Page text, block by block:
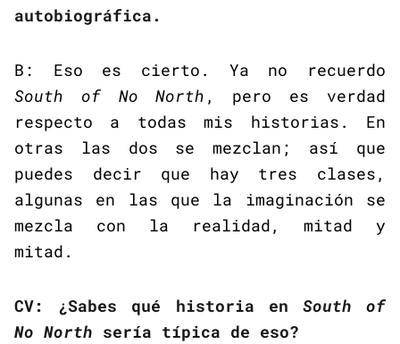
autobiográfica.
B: Eso es cierto. Ya no recuerdo
South of No North , pero es verdad
respecto a todas mis historias. En
otras las dos se mezclan; así que
puedes decir que hay tres clases,
algunas en las que la imaginación se
mezcla con la realidad, mitad y
mitad.
CV: ¿Sabes qué historia en South of
No North sería típica de eso?